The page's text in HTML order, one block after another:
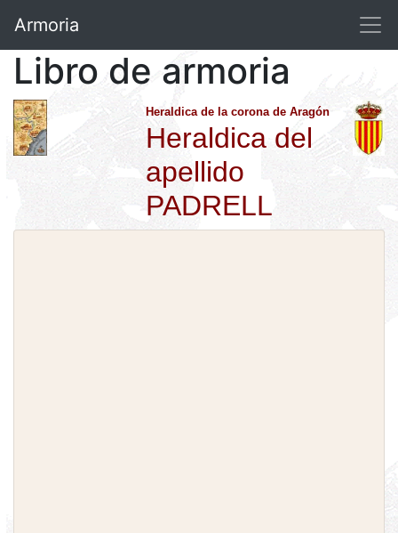
Armoria
Libro de armoria
Heraldica de la corona de Aragón
Heraldica del
apellido
PADRELL